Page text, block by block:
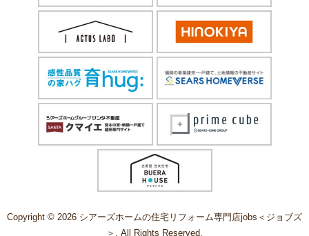
Copyright © 2026 シアーズホームの住宅リフォーム専門店jobs＜ジョブズ
＞. All Rights Reserved.